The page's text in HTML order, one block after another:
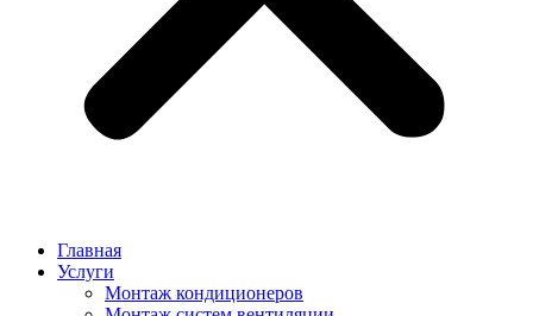
Главная
Услуги
Монтаж кондиционеров